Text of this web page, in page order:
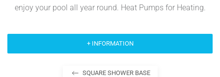
enjoy your pool all year round. Heat Pumps for Heating.
+ INFORMATION
SQUARE SHOWER BASE